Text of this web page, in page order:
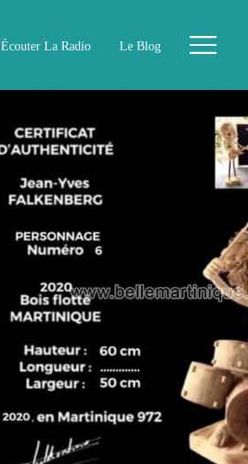
Écouter La Radio Le Blog